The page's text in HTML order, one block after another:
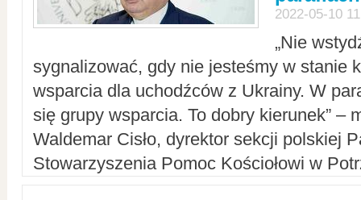
2022-05-10
„Nie
sygnalizować, gdy nie jesteśmy w stanie
wsparcia dla uchodźców z Ukrainy. W
się grupy wsparcia. To dobry kierunek” –
Waldemar Cisło, dyrektor sekcji polskiej
Stowarzyszenia Pomoc Kościołowi w